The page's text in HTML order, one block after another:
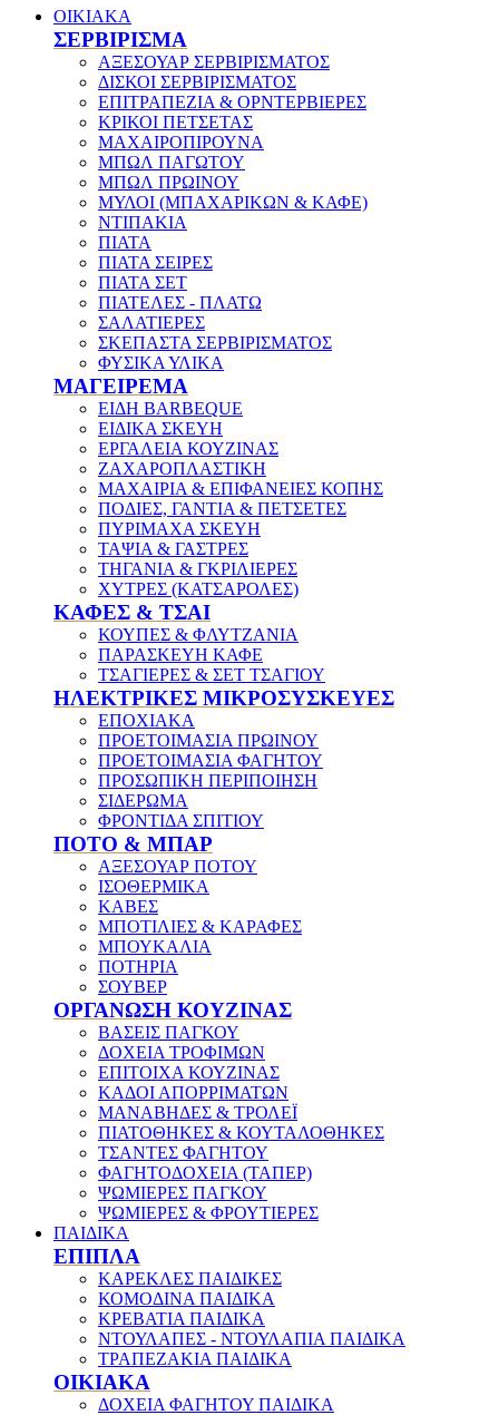
ΟΙΚΙΑΚΑ
ΣΕΡΒΙΡΙΣΜΑ
ΑΞΕΣΟΥΑΡ ΣΕΡΒΙΡΙΣΜΑΤΟΣ
ΔΙΣΚΟΙ ΣΕΡΒΙΡΙΣΜΑΤΟΣ
ΕΠΙΤΡΑΠΕΖΙΑ & ΟΡΝΤΕΡΒΙΕΡΕΣ
ΚΡΙΚΟΙ ΠΕΤΣΕΤΑΣ
ΜΑΧΑΙΡΟΠΙΡΟΥΝΑ
ΜΠΩΛ ΠΑΓΩΤΟΥ
ΜΠΩΛ ΠΡΩΙΝΟΥ
ΜΥΛΟΙ (ΜΠΑΧΑΡΙΚΩΝ & ΚΑΦΕ)
ΝΤΙΠΑΚΙΑ
ΠΙΑΤΑ
ΠΙΑΤΑ ΣΕΙΡΕΣ
ΠΙΑΤΑ ΣΕΤ
ΠΙΑΤΕΛΕΣ - ΠΛΑΤΩ
ΣΑΛΑΤΙΕΡΕΣ
ΣΚΕΠΑΣΤΑ ΣΕΡΒΙΡΙΣΜΑΤΟΣ
ΦΥΣΙΚΑ ΥΛΙΚΑ
ΜΑΓΕΙΡΕΜΑ
ΕΙΔΗ BARBEQUE
ΕΙΔΙΚΑ ΣΚΕΥΗ
ΕΡΓΑΛΕΙΑ ΚΟΥΖΙΝΑΣ
ΖΑΧΑΡΟΠΛΑΣΤΙΚΗ
ΜΑΧΑΙΡΙΑ & ΕΠΙΦΑΝΕΙΕΣ ΚΟΠΗΣ
ΠΟΔΙΕΣ, ΓΑΝΤΙΑ & ΠΕΤΣΕΤΕΣ
ΠΥΡΙΜΑΧΑ ΣΚΕΥΗ
ΤΑΨΙΑ & ΓΑΣΤΡΕΣ
ΤΗΓΑΝΙΑ & ΓΚΡΙΛΙΕΡΕΣ
ΧΥΤΡΕΣ (ΚΑΤΣΑΡΟΛΕΣ)
ΚΑΦΕΣ & ΤΣΑΙ
ΚΟΥΠΕΣ & ΦΛΥΤΖΑΝΙΑ
ΠΑΡΑΣΚΕΥΗ ΚΑΦΕ
ΤΣΑΓΙΕΡΕΣ & ΣΕΤ ΤΣΑΓΙΟΥ
ΗΛΕΚΤΡΙΚΕΣ ΜΙΚΡΟΣΥΣΚΕΥΕΣ
ΕΠΟΧΙΑΚΑ
ΠΡΟΕΤΟΙΜΑΣΙΑ ΠΡΩΙΝΟΥ
ΠΡΟΕΤΟΙΜΑΣΙΑ ΦΑΓΗΤΟΥ
ΠΡΟΣΩΠΙΚΗ ΠΕΡΙΠΟΙΗΣΗ
ΣΙΔΕΡΩΜΑ
ΦΡΟΝΤΙΔΑ ΣΠΙΤΙΟΥ
ΠΟΤΟ & ΜΠΑΡ
ΑΞΕΣΟΥΑΡ ΠΟΤΟΥ
ΙΣΟΘΕΡΜΙΚΑ
ΚΑΒΕΣ
ΜΠΟΤΙΛΙΕΣ & ΚΑΡΑΦΕΣ
ΜΠΟΥΚΑΛΙΑ
ΠΟΤΗΡΙΑ
ΣΟΥΒΕΡ
ΟΡΓΑΝΩΣΗ ΚΟΥΖΙΝΑΣ
ΒΑΣΕΙΣ ΠΑΓΚΟΥ
ΔΟΧΕΙΑ ΤΡΟΦΙΜΩΝ
ΕΠΙΤΟΙΧΑ ΚΟΥΖΙΝΑΣ
ΚΑΔΟΙ ΑΠΟΡΡΙΜΑΤΩΝ
ΜΑΝΑΒΗΔΕΣ & ΤΡΟΛΕΪ
ΠΙΑΤΟΘΗΚΕΣ & ΚΟΥΤΑΛΟΘΗΚΕΣ
ΤΣΑΝΤΕΣ ΦΑΓΗΤΟΥ
ΦΑΓΗΤΟΔΟΧΕΙΑ (ΤΑΠΕΡ)
ΨΩΜΙΕΡΕΣ ΠΑΓΚΟΥ
ΨΩΜΙΕΡΕΣ & ΦΡΟΥΤΙΕΡΕΣ
ΠΑΙΔΙΚΑ
ΕΠΙΠΛΑ
ΚΑΡΕΚΛΕΣ ΠΑΙΔΙΚΕΣ
ΚΟΜΟΔΙΝΑ ΠΑΙΔΙΚΑ
ΚΡΕΒΑΤΙΑ ΠΑΙΔΙΚΑ
ΝΤΟΥΛΑΠΕΣ - ΝΤΟΥΛΑΠΙΑ ΠΑΙΔΙΚΑ
ΤΡΑΠΕΖΑΚΙΑ ΠΑΙΔΙΚΑ
ΟΙΚΙΑΚΑ
ΔΟΧΕΙΑ ΦΑΓΗΤΟΥ ΠΑΙΔΙΚΑ